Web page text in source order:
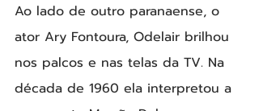
Ao lado de outro paranaense, o
ator Ary Fontoura, Odelair brilhou
nos palcos e nas telas da TV. Na
década de 1960 ela interpretou a